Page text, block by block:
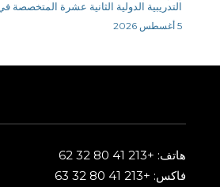
التدريبية الدولية الثانية عشرة المتخصصة
5 أغسطس 2026
هاتف: +213 41 80 32 62
فاكس: +213 41 80 32 63